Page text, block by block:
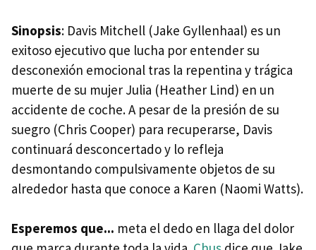
Sinopsis: Davis Mitchell (Jake Gyllenhaal) es un
exitoso ejecutivo que lucha por entender su
desconexión emocional tras la repentina y trágica
muerte de su mujer Julia (Heather Lind) en un
accidente de coche. A pesar de la presión de su
suegro (Chris Cooper) para recuperarse, Davis
continuará desconcertado y lo refleja
desmontando compulsivamente objetos de su
alrededor hasta que conoce a Karen (Naomi Watts).
Esperemos que... meta el dedo en llaga del dolor